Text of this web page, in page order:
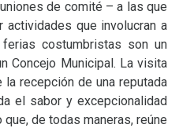
de comité – a las que
que involucran a
costumbristas son un
Concejo Municipal. La visita
recepción de una reputada
el sabor y excepcionalidad
de todas maneras, reúne